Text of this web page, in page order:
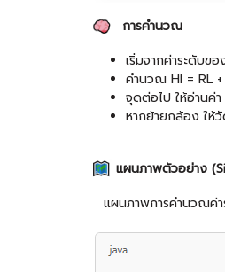
การคำนวณ
เริ่มจากค่าระดับข
คำนวณ HI = RL +
จุดต่อไป ให้อ่านค่
หากย้ายกล้อง ให้
แผนภาพตัวอย่าง
แผนภาพการคำนวณค่า